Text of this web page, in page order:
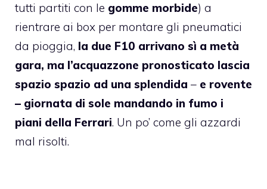
tutti partiti con le gomme morbide) a
rientrare ai box per montare gli pneumatici
da pioggia, la due F10 arrivano sì a metà
gara, ma l’acquazzone pronosticato lascia
spazio spazio ad una splendida – e rovente
– giornata di sole mandando in fumo i
piani della Ferrari. Un po’ come gli azzardi
mal risolti.